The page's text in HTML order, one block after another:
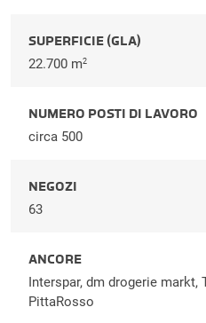
SUPERFICIE (GLA)
22.700 m2
NUMERO POSTI DI LAVORO
circa 500
NEGOZI
63
ANCORE
Interspar, dm drogerie markt,
PittaRosso